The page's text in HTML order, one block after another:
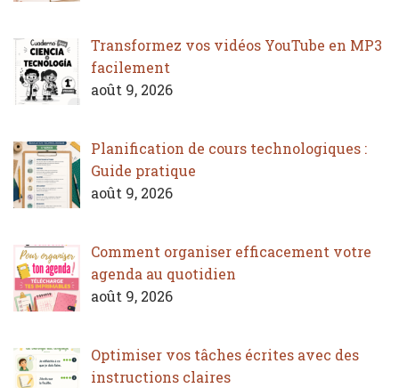
Transformez vos vidéos YouTube en MP3
facilement
août 9, 2026
Planification de cours technologiques :
Guide pratique
août 9, 2026
Comment organiser efficacement votre
agenda au quotidien
août 9, 2026
Optimiser vos tâches écrites avec des
instructions claires